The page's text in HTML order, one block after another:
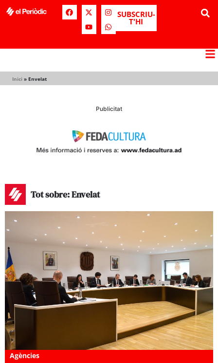
SUBSCRIU-
T'HI
Inici » Envelat
Publicitat
Tot sobre: Envelat
Agències